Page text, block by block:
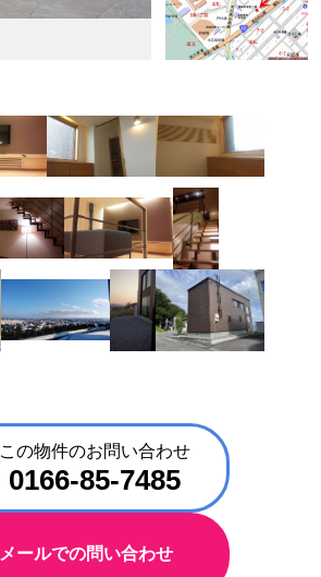
この物件のお問い合わせ
0166-85-7485
メールでの問い合わせ